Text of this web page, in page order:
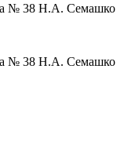
№ 38 Н.А. Семашко
№ 38 Н.А. Семашко